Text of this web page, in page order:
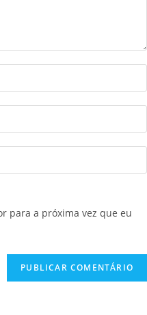
para a próxima vez que eu